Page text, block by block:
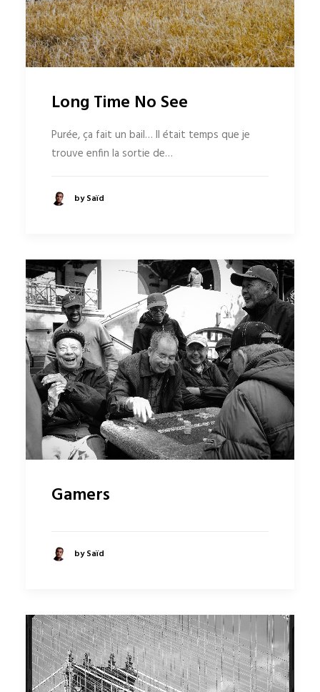
Long Time No See
Purée, ça fait un bail… Il était temps que je
trouve enfin la sortie de…
by Saïd
Gamers
by Saïd